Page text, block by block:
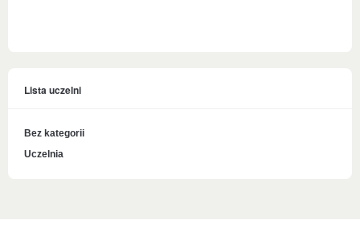
Lista uczelni
Bez kategorii
Uczelnia